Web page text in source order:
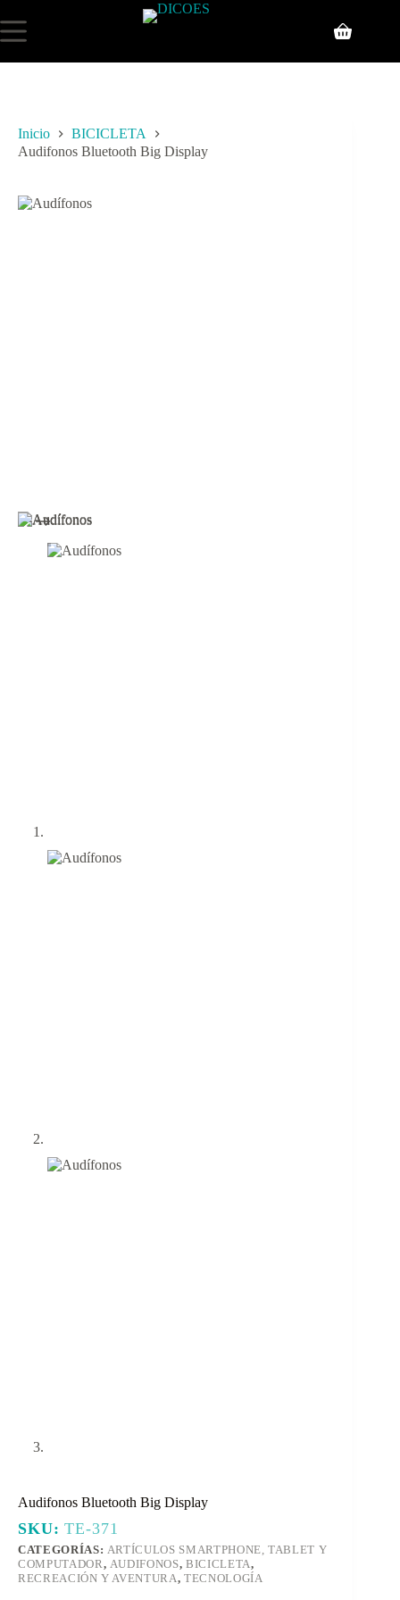
Inicio
BICICLETA
Audifonos Bluetooth Big Display
Audifonos Bluetooth Big Display
SKU:TE-371
CATEGORÍAS: ARTÍCULOS SMARTPHONE, TABLET Y
COMPUTADOR , AUDIFONOS, BICICLETA,
RECREACIÓN Y AVENTURA, TECNOLOGÍA